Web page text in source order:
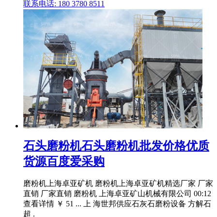
联系电话: 180 3780 8511
石头磨粉机石头磨粉机批发价格优质
货源百度爱采购
磨粉机上海卓亚矿机 磨粉机上海卓亚矿机精选厂家 厂家
直销 厂家直销 磨粉机 上海卓亚矿山机械有限公司 00:12
查看详情 ￥ 51 ... 上 海世邦供应石灰石磨粉设备 方解石
超 .